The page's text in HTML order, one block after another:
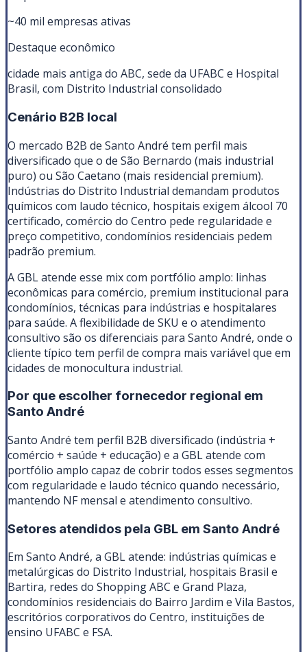
~40 mil empresas ativas
Destaque econômico
cidade mais antiga do ABC, sede da UFABC e Hospital
Brasil, com Distrito Industrial consolidado
Cenário B2B local
O mercado B2B de Santo André tem perfil mais
diversificado que o de São Bernardo (mais industrial
puro) ou São Caetano (mais residencial premium).
Indústrias do Distrito Industrial demandam produtos
químicos com laudo técnico, hospitais exigem álcool 70
certificado, comércio do Centro pede regularidade e
preço competitivo, condomínios residenciais pedem
padrão premium.
A GBL atende esse mix com portfólio amplo: linhas
econômicas para comércio, premium institucional para
condomínios, técnicas para indústrias e hospitalares
para saúde. A flexibilidade de SKU e o atendimento
consultivo são os diferenciais para Santo André, onde o
cliente típico tem perfil de compra mais variável que em
cidades de monocultura industrial.
Por que escolher fornecedor regional em
Santo André
Santo André tem perfil B2B diversificado (indústria +
comércio + saúde + educação) e a GBL atende com
portfólio amplo capaz de cobrir todos esses segmentos
com regularidade e laudo técnico quando necessário,
mantendo NF mensal e atendimento consultivo.
Setores atendidos pela GBL em Santo André
Em Santo André, a GBL atende: indústrias químicas e
metalúrgicas do Distrito Industrial, hospitais Brasil e
Bartira, redes do Shopping ABC e Grand Plaza,
condomínios residenciais do Bairro Jardim e Vila Bastos,
escritórios corporativos do Centro, instituições de
ensino UFABC e FSA.